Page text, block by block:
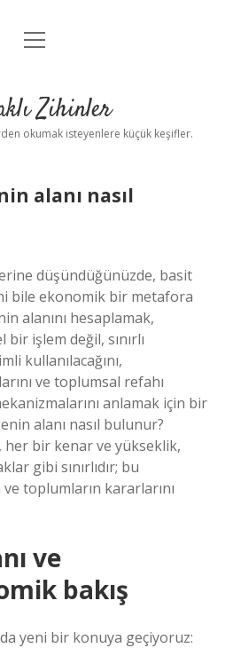
Anasayfa
Uyarı
menüyü
Zihinler
okumak isteyenlere küçük keşifler.
alanı nasıl
düşündüğünüzde, basit
bile ekonomik bir metafora
alanını hesaplamak,
işlem değil, sınırlı
kullanılacağını,
ve toplumsal refahı
anlamak için bir
alanı nasıl bulunur?
her bir kenar ve yükseklik,
gibi sınırlıdır; bu
ve toplumların kararlarını
ve
bakış
yeni bir konuya geçiyoruz: